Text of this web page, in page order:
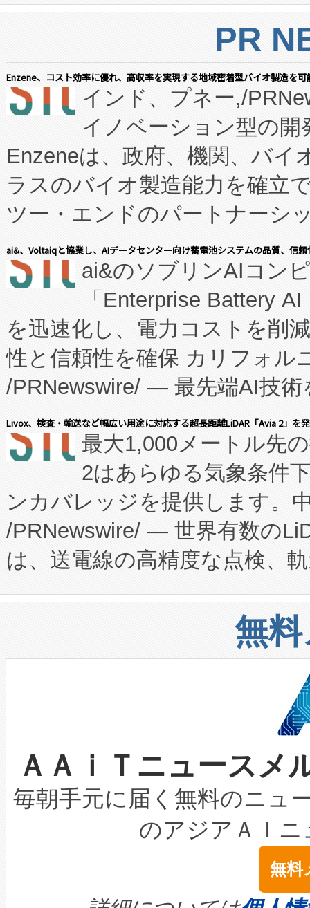
PR
Enzene、コスト効率に優れ、高収率を実現する地域密着型バイオ製造を
インド、プネー,/
イノベーション型の
Enzeneは、政府、機関、バイ
ラスのバイオ製造能力を確立
ツー・エンドのパートナーシ
表しました。 同社の実績ある
manufacturing™ (FCCM™) プ
たNeXは、バイオ医薬品製造
従来のフェッドバッチ施設の
に、患者やサプライチェーン
キー方式で拡張性が高く、持
す。FCCM‑を活用した現地生
患者にとっての費用負担を大
のアクセスを大幅に拡大する
Fully-Connected Continuous
プログラムには、施設設計・
に関する技術移転および知的
構造化トレーニングカリキュ
上げおよび商用化段階におけ
設備整備および立ち上げ調整
加組織は、Enzeneのバイオ
選定された製品について、自
取得できる可能性もあります
設には、3億～4億ドルかか
最高経営責任者（CEO）であ
す。「当社のfully-connected
ームを利用すれば、6,000万
きます。この効率性は、フェ
ai&、Voltaiqと協業し、AIデータセンター向け蓄電池システムの品質、信
ai&のソブリンAIコン
「Enterprise Battery
を迅速化し、電力コストを削
性と信頼性を確保 カリフォル
/PRNewswire/ — 最先端AI技術
会社エーアイ・アンド：本社
President原信平）と、エンタ
ードするVoltaiqは、日本にあ
ーエネルギー貯蔵システム（
た。 Voltaiq独自のAI搭載プラ
定、統合、導入、運用に至る
安全性を追跡し、確保する事
増加しているデータセンター
る電力網に大きな負担をかけ
事業者の負担軽減という課題
系統連系を迅速にし、ピーク
限を超えて利用可能な電力容
持できるよう貢献します。こ
ービスレベル契約（SLA）違
テリー性能の劣化によるダウ
念は、現在データセンターが
ます。 Voltaiq provides a
Livox、検査・輸送など幅広い用途に対応する超長距離LiDAR「Avia 2」を
最大1,000メートル先
2はあらゆる気象条件
ンカバレッジを提供します。
/PRNewswire/ — 世界有数の
は、送電線の高精度な点検、
や穀物倉庫におけるバルク材
リューション「Avia 2」を発
したAvia 2は、1,000メート
狭視野のFOVを切り替えるこ
ケーブル、枝などの細かな対
なレーザースポットにより、
な環境下でも豊かなディテー
キロメートル範囲を検出
LiDAR for Inspections,
は1535 nmレーザーを搭載。
イズの小径化を実現すること
無
ＡＡｉＴニュース
毎朝手元に届く無料のニュ
のアジアＡＩ
無料